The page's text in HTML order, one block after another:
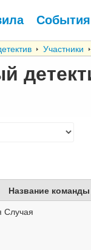
События
Участники
Название команды
Случая